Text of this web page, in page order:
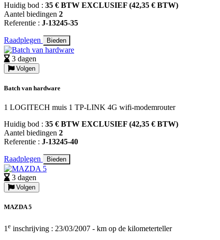
Huidig bod : 35 € BTW EXCLUSIEF (42,35 € BTW)
Aantel biedingen 2
Referentie : J-13245-35
Raadplegen Bieden
3 dagen
Volgen
Batch van hardware
1 LOGITECH muis 1 TP-LINK 4G wifi-modemrouter
Huidig bod : 35 € BTW EXCLUSIEF (42,35 € BTW)
Aantel biedingen 2
Referentie : J-13245-40
Raadplegen Bieden
3 dagen
Volgen
MAZDA 5
1 e inschrijving : 23/03/2007 - km op de kilometerteller